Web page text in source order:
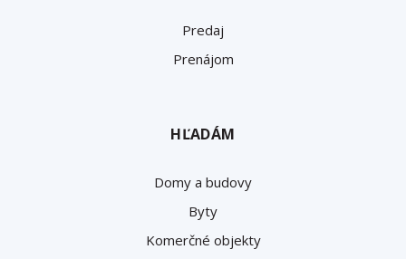
Predaj
Prenájom
HĽADÁM
Domy a budovy
Byty
Komerčné objekty